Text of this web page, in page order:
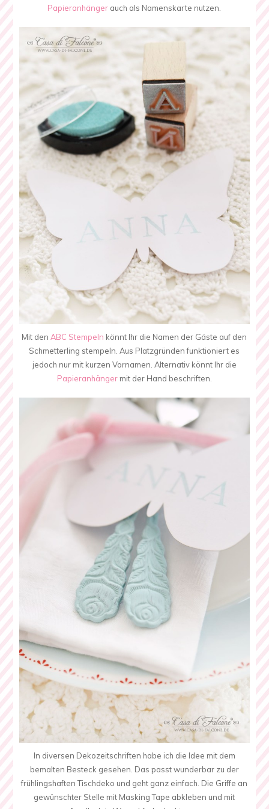
Papieranhänger auch als Namenskarte nutzen.
Mit denABC Stempeln könnt Ihr die Namen der Gäste auf den
Schmetterling stempeln. Aus Platzgründen funktioniert es
jedoch nur mit kurzen Vornamen. Alternativ könnt Ihr die
Papieranhängermit der Hand beschriften.
In diversen Dekozeitschriften habe ich die Idee mit dem
bemalten Besteck gesehen. Das passt wunderbar zu der
frühlingshaften Tischdeko und geht ganz einfach. Die Griffe an
gewünschter Stelle mit Masking Tape abkleben und mit